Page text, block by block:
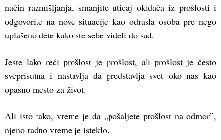
način razmišljanja, smanjite uticaj okidača iz prošlosti i
odgovorite na nove situacije kao odrasla osoba pre nego
uplašeno dete kako ste sebe videli do sad.
Jeste lako reći prošlost je prošlost, ali prošlost je često
sveprisutna i nastavlja da predstavlja svet oko nas kao
opasno mesto za život.
Ali isto tako, vreme je da „pošaljete prošlost na odmor”,
njeno radno vreme je isteklo.